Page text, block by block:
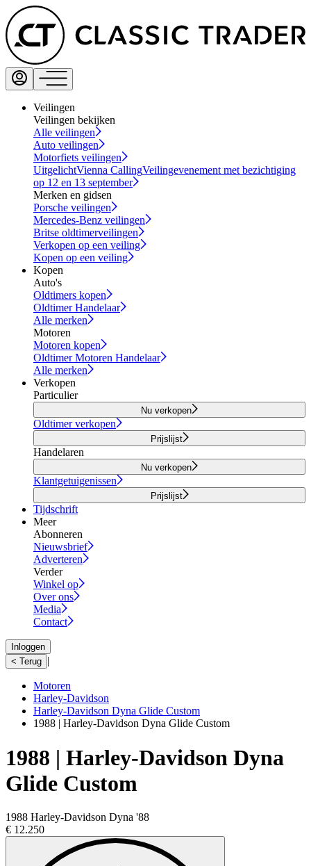
Veilingen
Veilingen bekijken
Alle veilingen
Auto veilingen
Motorfiets veilingen
UitgelichtVienna CallingVeilingevenement met bezichtiging
op 12 en 13 september
Merken en gidsen
Porsche veilingen
Mercedes-Benz veilingen
Britse oldtimerveilingen
Verkopen op een veiling
Kopen op een veiling
Kopen
Auto's
Oldtimers kopen
Oldtimer Handelaar
Alle merken
Motoren
Motoren kopen
Oldtimer Motoren Handelaar
Alle merken
Verkopen
Particulier
Nu verkopen
Oldtimer verkopen
Prijslijst
Handelaren
Nu verkopen
Klantgetuigenissen
Prijslijst
Tijdschrift
Meer
Abonneren
Nieuwsbrief
Adverteren
Verder
Winkel op
Over ons
Media
Contact
Inloggen
< Terug |
Motoren
Harley-Davidson
Harley-Davidson Dyna Glide Custom
1988 | Harley-Davidson Dyna Glide Custom
1988 | Harley-Davidson Dyna
Glide Custom
1988 Harley-Davidson Dyna '88
€ 12.250